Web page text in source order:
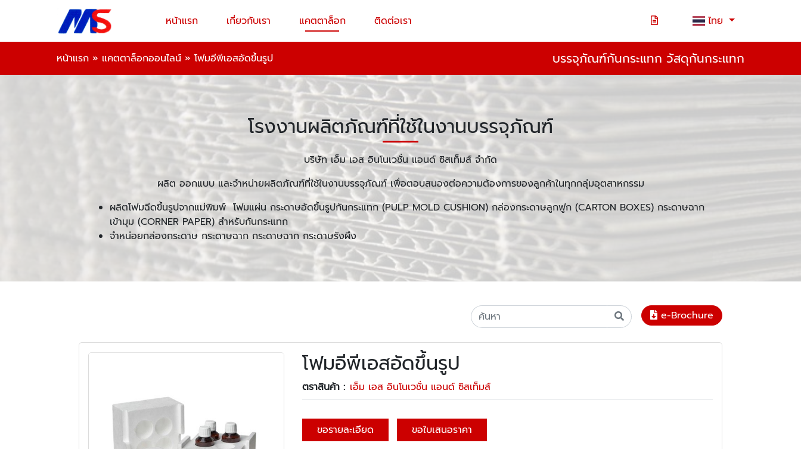
หน้าแรก เกี่ยวกับเรา แคตตาล็อก ติดต่อเรา ไทย
หน้าแรก » แคตตาล็อกออนไลน์ » โฟมอีพีเอสอัดขึ้นรูป บรรจุภัณฑ์กันกระแทก วัสดุกันกระแทก
โรงงานผลิตภัณฑ์ที่ใช้ในงานบรรจุภัณฑ์
บริษัท เอ็ม เอส อินโนเวชั่น แอนด์ ซิสเท็มส์ จำกัด
ผลิต ออกแบบ และจำหน่ายผลิตภัณฑ์ที่ใช้ในงานบรรจุภัณฑ์ เพื่อตอบสนองต่อความต้องการของลูกค้าในทุกกลุ่มอุตสาหกรรม
ผลิตโฟมฉีดขึ้นรูปจากแม่พิมพ์ โฟมแผ่น กระดาษอัดขึ้นรูปกันกระแทก (PULP MOLD CUSHION) กล่องกระดาษลูกฟูก (CARTON BOXES) กระดาษฉาก
เข้ามุม (CORNER PAPER) สำหรับกันกระแทก
จำหน่อยกล่องกระดาษ กระดาษฉาก กระดาษฉาก กระดาษรังผึง
e-Brochure
โฟมอีพีเอสอัดขึ้นรูป
ตราสินค้า : เอ็ม เอส อินโนเวชั่น แอนด์ ซิสเท็มส์
ขอรายละเอียด ขอใบเสนอราคา